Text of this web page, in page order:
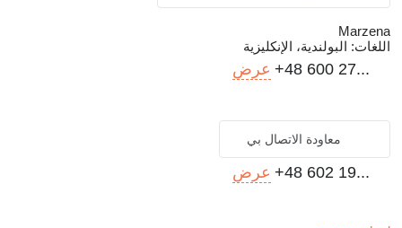
Marzena
اللغات: البولندية، الإنكليزية
+48 600 27... عرض
معاودة الاتصال بي
+48 602 19... عرض